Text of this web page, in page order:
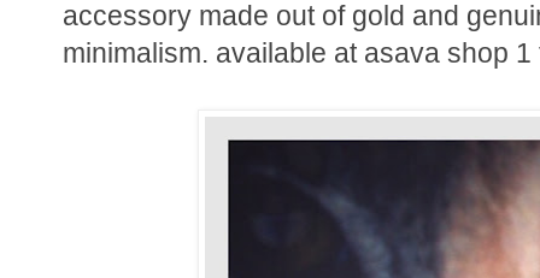
accessory made out of gold and
minimalism. available at asava shop